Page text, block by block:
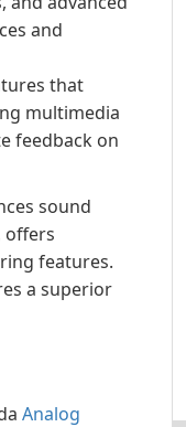
and
that
multimedia
feedback on
sound
offers
features.
a superior
Analog